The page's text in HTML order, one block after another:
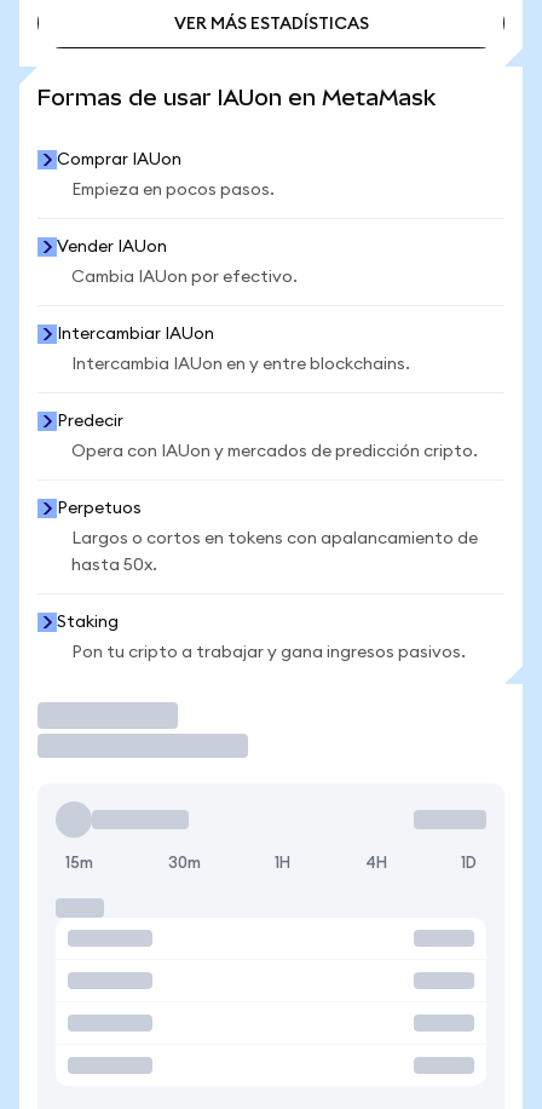
VER MÁS ESTADÍSTICAS
Formas de usar IAUon en MetaMask
Comprar IAUon
Empieza en pocos pasos.
Vender IAUon
Cambia IAUon por efectivo.
Intercambiar IAUon
Intercambia IAUon en y entre blockchains.
Predecir
Opera con IAUon y mercados de predicción cripto.
Perpetuos
Largos o cortos en tokens con apalancamiento de
hasta 50x.
Staking
Pon tu cripto a trabajar y gana ingresos pasivos.
15m 30m 1H 4H 1D